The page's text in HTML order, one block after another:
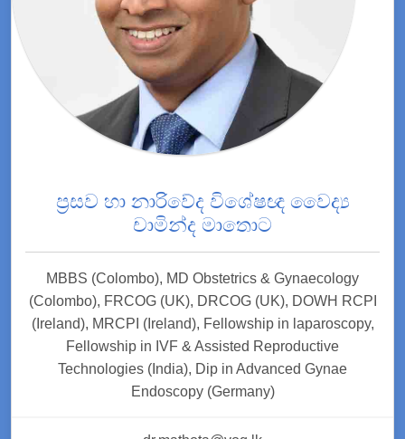
ප්‍රසව හා නාරිවේද විශේෂඥ වෛද්‍ය
චාමින්ද මාතොට
MBBS (Colombo), MD Obstetrics & Gynaecology
(Colombo), FRCOG (UK), DRCOG (UK), DOWH RCPI
(Ireland), MRCPI (Ireland), Fellowship in laparoscopy,
Fellowship in IVF & Assisted Reproductive
Technologies (India), Dip in Advanced Gynae
Endoscopy (Germany)